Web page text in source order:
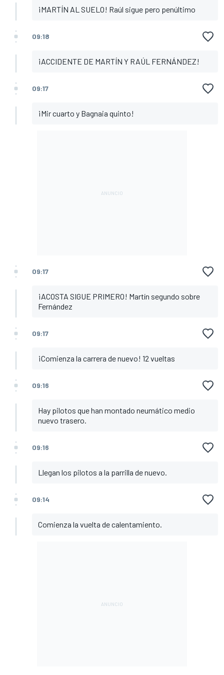
¡MARTÍN AL SUELO! Raúl sigue pero penúltimo
09:18
¡ACCIDENTE DE MARTÍN Y RAÚL FERNÁNDEZ!
09:17
¡Mir cuarto y Bagnaia quinto!
09:17
¡ACOSTA SIGUE PRIMERO! Martín segundo sobre
Fernández
09:17
¡Comienza la carrera de nuevo! 12 vueltas
09:16
Hay pilotos que han montado neumático medio
nuevo trasero.
09:16
Llegan los pilotos a la parrilla de nuevo.
09:14
Comienza la vuelta de calentamiento.